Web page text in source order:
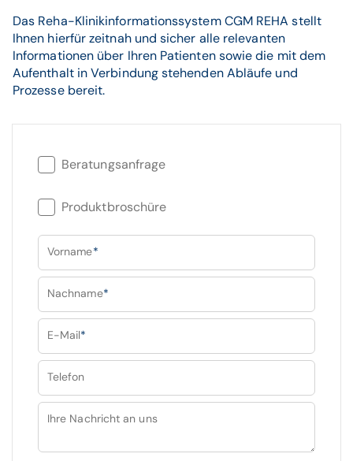
Das Reha-Klinikinformationssystem CGM REHA stellt
Ihnen hierfür zeitnah und sicher alle relevanten
Informationen über Ihren Patienten sowie die mit dem
Aufenthalt in Verbindung stehenden Abläufe und
Prozesse bereit.
Beratungsanfrage
Produktbroschüre
Vorname*
Nachname*
E-Mail*
Telefon
Ihre Nachricht an uns